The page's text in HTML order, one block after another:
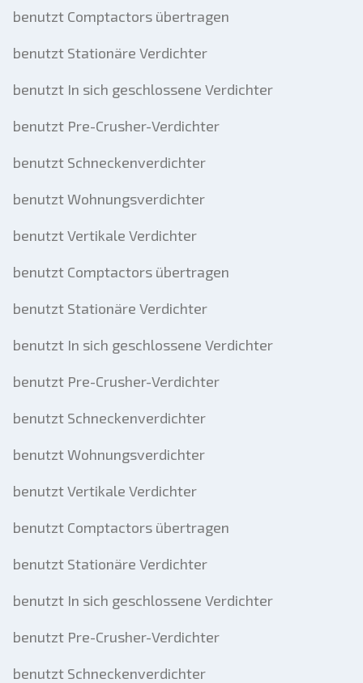
benutzt Comptactors übertragen
benutzt Stationäre Verdichter
benutzt In sich geschlossene Verdichter
benutzt Pre-Crusher-Verdichter
benutzt Schneckenverdichter
benutzt Wohnungsverdichter
benutzt Vertikale Verdichter
benutzt Comptactors übertragen
benutzt Stationäre Verdichter
benutzt In sich geschlossene Verdichter
benutzt Pre-Crusher-Verdichter
benutzt Schneckenverdichter
benutzt Wohnungsverdichter
benutzt Vertikale Verdichter
benutzt Comptactors übertragen
benutzt Stationäre Verdichter
benutzt In sich geschlossene Verdichter
benutzt Pre-Crusher-Verdichter
benutzt Schneckenverdichter